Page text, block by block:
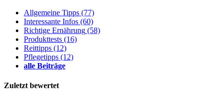
Allgemeine Tipps (77)
Interessante Infos (60)
Richtige Ernährung (58)
Produkttests (16)
Reittipps (12)
Pflegetipps (12)
alle Beiträge
Zuletzt bewertet